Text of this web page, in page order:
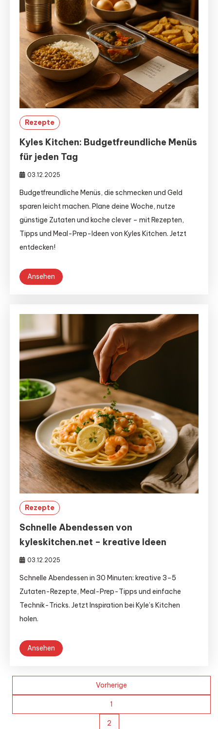
Rezepte
Kyles Kitchen: Budgetfreundliche Menüs
für jeden Tag
03.12.2025
Budgetfreundliche Menüs, die schmecken und Geld
sparen leicht machen. Plane deine Woche, nutze
günstige Zutaten und koche clever – mit Rezepten,
Tipps und Meal-Prep-Ideen von Kyles Kitchen. Jetzt
entdecken!
Ansehen
Rezepte
Schnelle Abendessen von
kyleskitchen.net – kreative Ideen
03.12.2025
Schnelle Abendessen in 30 Minuten: kreative 3–5
Zutaten-Rezepte, Meal-Prep-Tipps und einfache
Technik-Tricks. Jetzt Inspiration bei Kyle’s Kitchen
holen.
Ansehen
Seitennummerierung
Vorherige
1
2